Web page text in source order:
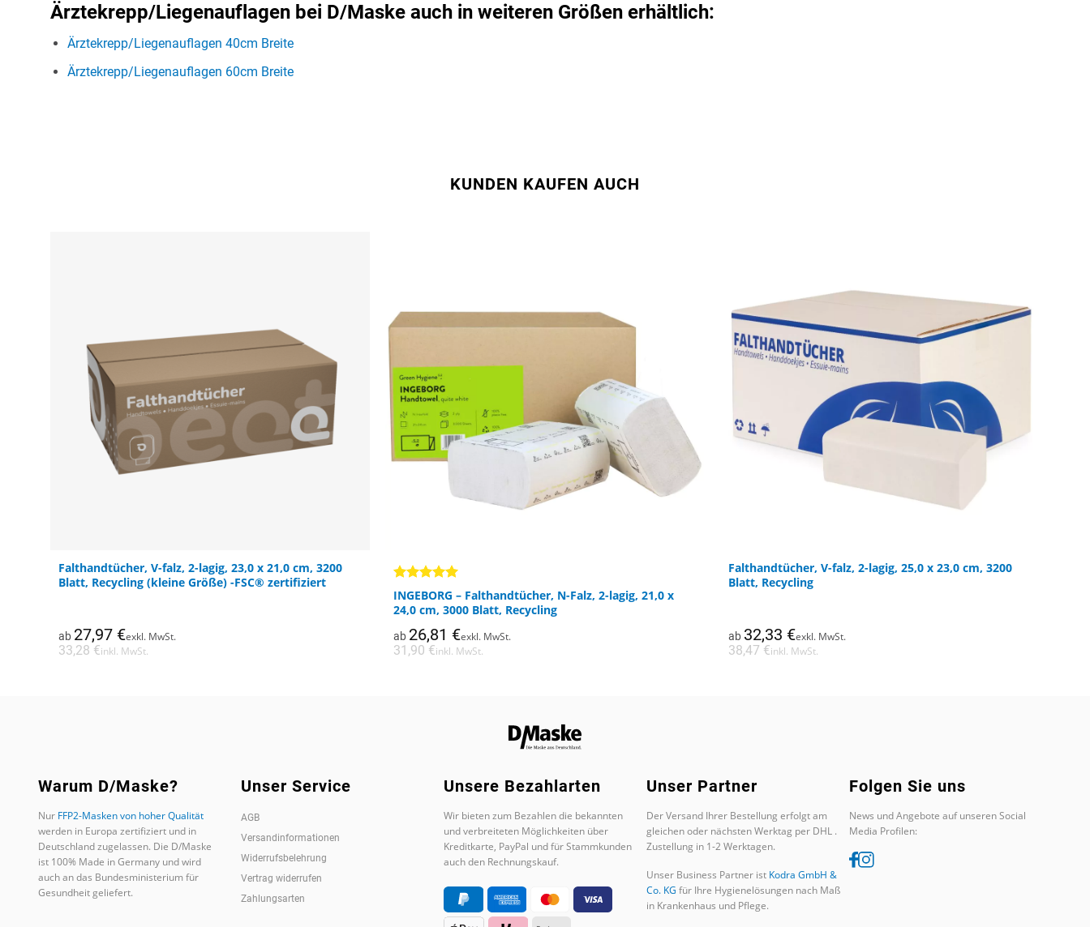
Ärztekrepp/Liegenauflagen bei D/Maske auch in weiteren Größen erhältlich:
Ärztekrepp/Liegenauflagen 40cm Breite
Ärztekrepp/Liegenauflagen 60cm Breite
KUNDEN KAUFEN AUCH
Falthandtücher, V-falz, 2-lagig, 23,0 x 21,0 cm, 3200
Blatt, Recycling (kleine Größe) -FSC® zertifiziert
ab 27,97 €exkl. MwSt.
33,28 €inkl. MwSt.
Dieses
Produkt
Varianten
auf.
gewählt
werden
Bewertet
mit5.00
von 5
INGEBORG – Falthandtücher, N-Falz, 2-lagig, 21,0 x
24,0 cm, 3000 Blatt, Recycling
ab 26,81 €exkl. MwSt.
31,90 €inkl. MwSt.
Dieses
weist
Varianten
auf.
Falthandtücher, V-falz, 2-lagig, 25,0 x 23,0 cm, 3200
Blatt, Recycling
ab 32,33 €exkl. MwSt.
38,47 €inkl. MwSt.
Dieses
Produkt
Varianten
auf.
gewählt
werden
Warum D/Maske?
Nur FFP2-Masken von hoher Qualität
werden in Europa zertifiziert und in
Deutschland zugelassen. Die D/Maske
ist 100% Made in Germany und wird
auch an das Bundesministerium für
Gesundheit geliefert.
Unser Service
AGB
Versandinformationen
Widerrufsbelehrung
Vertrag widerrufen
Zahlungsarten
Unsere Bezahlarten
Wir bieten zum Bezahlen die bekannten
und verbreiteten Möglichkeiten über
Kreditkarte, PayPal und für Stammkunden
auch den Rechnungskauf.
Unser Partner
Der Versand Ihrer Bestellung erfolgt am
gleichen oder nächsten Werktag per DHL .
Zustellung in 1-2 Werktagen.
Unser Business Partner ist Kodra GmbH &
Co. KG für Ihre Hygienelösungen nach Maß
in Krankenhaus und Pflege.
Folgen Sie uns
News und Angebote auf unseren Social
Media Profilen: